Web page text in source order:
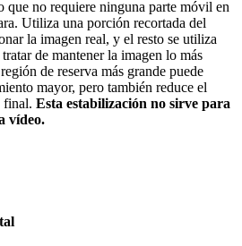
que no requiere ninguna parte móvil en
Utiliza una porción recortada del
la imagen real, y el resto se utiliza
de mantener la imagen lo más
de reserva más grande puede
mayor, pero también reduce el
final. Esta estabilización no sirve para
vídeo.